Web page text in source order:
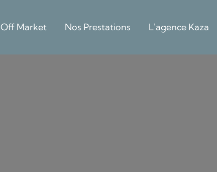
Off Market Nos Prestations L'agence Kaza